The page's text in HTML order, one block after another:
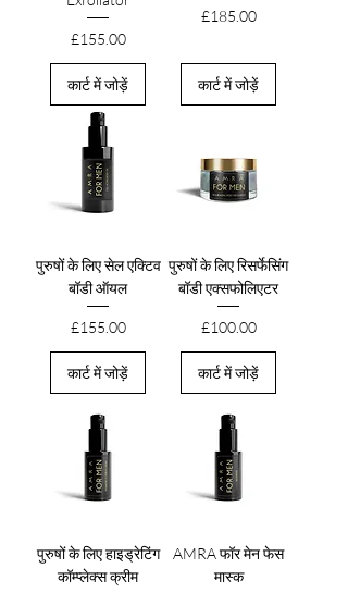
मूल्य
£155.00
कार्ट में जोड़ें
मूल्य
£185.00
कार्ट में जोड़ें
पुरुषों के लिए सेल एक्टिव
बॉडी ऑयल
मूल्य
£155.00
कार्ट में जोड़ें
पुरुषों के लिए रिसर्फेसिंग
बॉडी एक्सफोलिएटर
मूल्य
£100.00
कार्ट में जोड़ें
पुरुषों के लिए हाइड्रेटिंग
कॉम्प्लेक्स क्रीम
AMRA फॉर मेन फेस
मास्क